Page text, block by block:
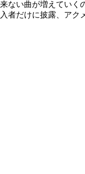
ない曲が増えていく
者だけに披露、アク